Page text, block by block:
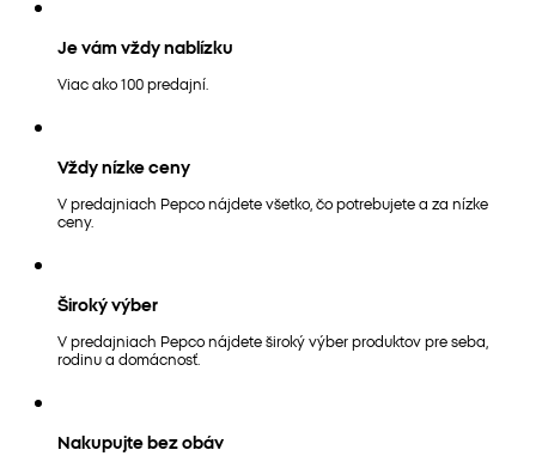
Je vám vždy nablízku
Viac ako 100 predajní.
Vždy nízke ceny
V predajniach Pepco nájdete všetko, čo potrebujete a za nízke
ceny.
Široký výber
V predajniach Pepco nájdete široký výber produktov pre seba,
rodinu a domácnosť.
Nakupujte bez obáv